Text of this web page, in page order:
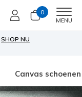
0
MENU
SHOP NU
Canvas schoenen